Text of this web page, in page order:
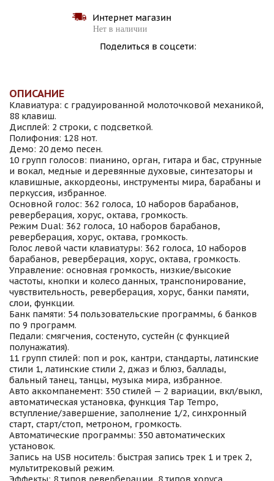
Интернет магазин
Нет в наличии
Поделиться в соцсети:
ОПИСАНИЕ
Клавиатура: с градуированной молоточковой механикой,
88 клавиш.
Дисплей: 2 строки, с подсветкой.
Полифония: 128 нот.
Демо: 20 демо песен.
10 групп голосов: пианино, орган, гитара и бас, струнные
и вокал, медные и деревянные духовые, синтезаторы и
клавишные, аккордеоны, инструменты мира, барабаны и
перкуссия, избранное.
Основной голос: 362 голоса, 10 наборов барабанов,
реверберация, хорус, октава, громкость.
Режим Dual: 362 голоса, 10 наборов барабанов,
реверберация, хорус, октава, громкость.
Голос левой части клавиатуры: 362 голоса, 10 наборов
барабанов, реверберация, хорус, октава, громкость.
Управление: основная громкость, низкие/высокие
частоты, кнопки и колесо данных, транспонирование,
чувствительность, реверберация, хорус, банки памяти,
слои, функции.
Банк памяти: 54 пользовательские программы, 6 банков
по 9 программ.
Педали: смягчения, состенуто, сустейн (с функцией
полунажатия).
11 групп стилей: поп и рок, кантри, стандарты, латинские
стили 1, латинские стили 2, джаз и блюз, баллады,
бальный танец, танцы, музыка мира, избранное.
Авто аккомпанемент: 350 стилей — 2 вариации, вкл/выкл,
автоматическая установка, функция Tap Tempo,
вступление/завершение, заполнение 1/2, синхронный
старт, старт/стоп, метроном, громкость.
Автоматические программы: 350 автоматических
установок.
Запись на USB носитель: быстрая запись трек 1 и трек 2,
мультитрековый режим.